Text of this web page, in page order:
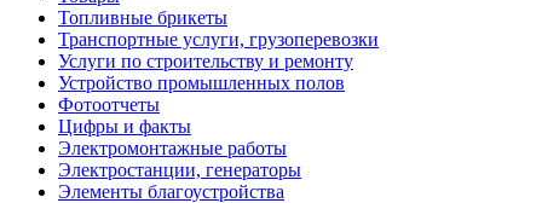
Топливные брикеты
Транспортные услуги, грузоперевозки
Услуги по строительству и ремонту
Устройство промышленных полов
Фотоотчеты
Цифры и факты
Электромонтажные работы
Электростанции, генераторы
Элементы благоустройства